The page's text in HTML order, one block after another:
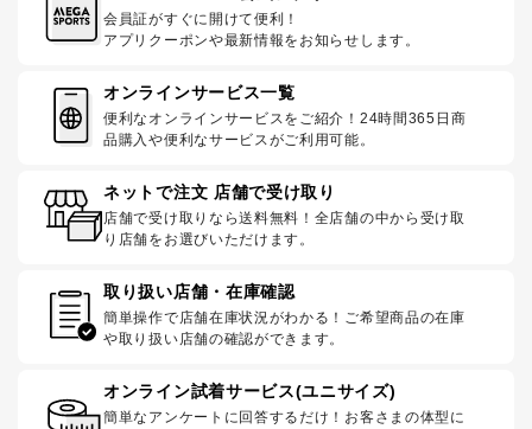
会員証がすぐに開けて便利！
アプリクーポンや最新情報をお知らせします。
オンラインサービス一覧
便利なオンラインサービスをご紹介！24時間365日商
品購入や便利なサービスがご利用可能。
ネットで注文 店舗で受け取り
店舗で受け取りなら送料無料！全店舗の中から受け取
り店舗をお選びいただけます。
取り扱い店舗・在庫確認
簡単操作で店舗在庫状況がわかる！ご希望商品の在庫
や取り扱い店舗の確認ができます。
オンライン試着サービス(ユニサイズ)
簡単なアンケートに回答するだけ！お客さまの体型に